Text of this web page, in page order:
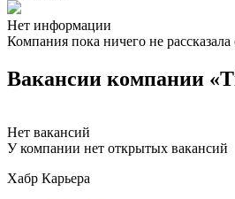
Нет информации
Компания пока ничего не рассказала
Вакансии компании
Нет вакансий
У компании нет открытых вакансий
Хабр Карьера